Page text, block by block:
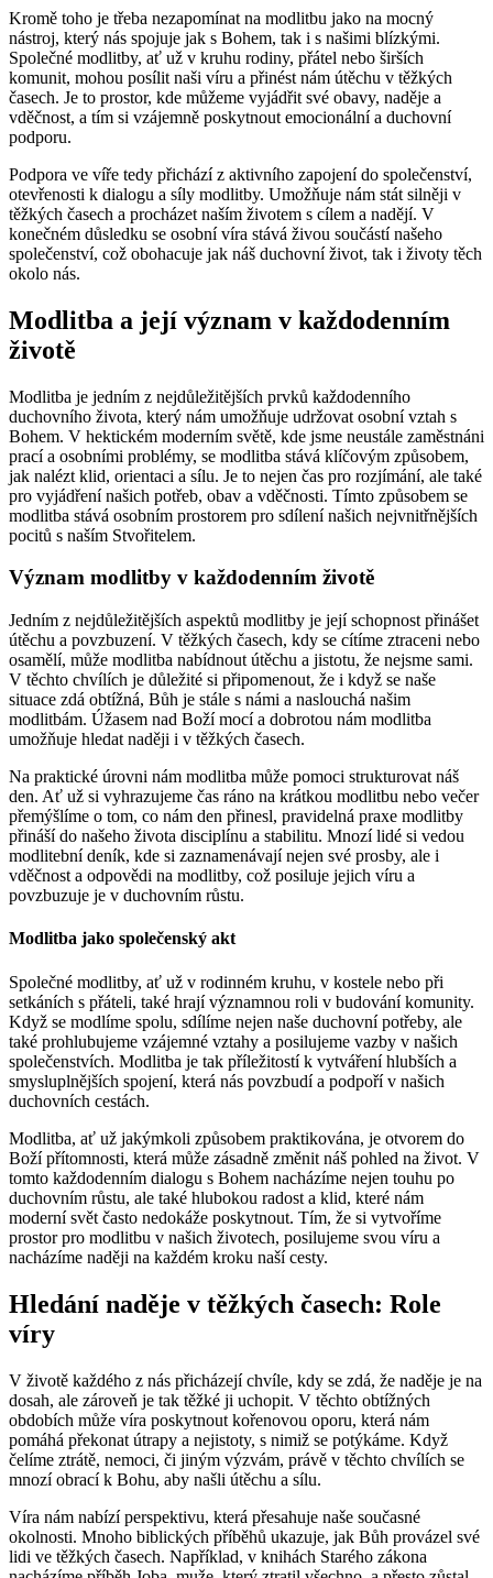
Kromě toho je třeba nezapomínat na modlitbu jako na mocný
nástroj, který nás spojuje jak s Bohem, tak i s našimi blízkými.
Společné modlitby, ať už v kruhu rodiny, přátel nebo širších
komunit, mohou posílit naši víru a přinést nám útěchu v těžkých
časech. Je to prostor, kde můžeme vyjádřit své obavy, naděje a
vděčnost, a tím si vzájemně poskytnout emocionální a duchovní
podporu.
Podpora ve víře tedy přichází z aktivního zapojení do společenství,
otevřenosti k dialogu a síly modlitby. Umožňuje nám stát silněji v
těžkých časech a procházet naším životem s cílem a nadějí. V
konečném důsledku se osobní víra stává živou součástí našeho
společenství, což obohacuje jak náš duchovní život, tak i životy těch
okolo nás.
Modlitba a její význam v každodenním
životě
Modlitba je jedním z nejdůležitějších prvků každodenního
duchovního života, který nám umožňuje udržovat osobní vztah s
Bohem. V hektickém moderním světě, kde jsme neustále zaměstnáni
prací a osobními problémy, se modlitba stává klíčovým způsobem,
jak nalézt klid, orientaci a sílu. Je to nejen čas pro rozjímání, ale také
pro vyjádření našich potřeb, obav a vděčnosti. Tímto způsobem se
modlitba stává osobním prostorem pro sdílení našich nejvnitřnějších
pocitů s naším Stvořitelem.
Význam modlitby v každodenním životě
Jedním z nejdůležitějších aspektů modlitby je její schopnost přinášet
útěchu a povzbuzení. V těžkých časech, kdy se cítíme ztraceni nebo
osamělí, může modlitba nabídnout útěchu a jistotu, že nejsme sami.
V těchto chvílích je důležité si připomenout, že i když se naše
situace zdá obtížná, Bůh je stále s námi a naslouchá našim
modlitbám. Úžasem nad Boží mocí a dobrotou nám modlitba
umožňuje hledat naději i v těžkých časech.
Na praktické úrovni nám modlitba může pomoci strukturovat náš
den. Ať už si vyhrazujeme čas ráno na krátkou modlitbu nebo večer
přemýšlíme o tom, co nám den přinesl, pravidelná praxe modlitby
přináší do našeho života disciplínu a stabilitu. Mnozí lidé si vedou
modlitební deník, kde si zaznamenávají nejen své prosby, ale i
vděčnost a odpovědi na modlitby, což posiluje jejich víru a
povzbuzuje je v duchovním růstu.
Modlitba jako společenský akt
Společné modlitby, ať už v rodinném kruhu, v kostele nebo při
setkáních s přáteli, také hrají významnou roli v budování komunity.
Když se modlíme spolu, sdílíme nejen naše duchovní potřeby, ale
také prohlubujeme vzájemné vztahy a posilujeme vazby v našich
společenstvích. Modlitba je tak příležitostí k vytváření hlubších a
smysluplnějších spojení, která nás povzbudí a podpoří v našich
duchovních cestách.
Modlitba, ať už jakýmkoli způsobem praktikována, je otvorem do
Boží přítomnosti, která může zásadně změnit náš pohled na život. V
tomto každodenním dialogu s Bohem nacházíme nejen touhu po
duchovním růstu, ale také hlubokou radost a klid, které nám
moderní svět často nedokáže poskytnout. Tím, že si vytvoříme
prostor pro modlitbu v našich životech, posilujeme svou víru a
nacházíme naději na každém kroku naší cesty.
Hledání naděje v těžkých časech: Role
víry
V životě každého z nás přicházejí chvíle, kdy se zdá, že naděje je na
dosah, ale zároveň je tak těžké ji uchopit. V těchto obtížných
obdobích může víra poskytnout kořenovou oporu, která nám
pomáhá překonat útrapy a nejistoty, s nimiž se potýkáme. Když
čelíme ztrátě, nemoci, či jiným výzvám, právě v těchto chvílích se
mnozí obrací k Bohu, aby našli útěchu a sílu.
Víra nám nabízí perspektivu, která přesahuje naše současné
okolnosti. Mnoho biblických příběhů ukazuje, jak Bůh provázel své
lidi ve těžkých časech. Například, v knihách Starého zákona